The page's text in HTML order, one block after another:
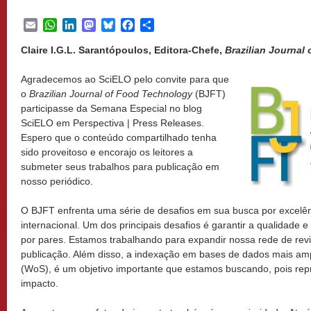
EmailWhatsApp
LinkedInMastodon
BlueskyFacebook
Claire I.G.L. Sarantópoulos, Editora-Chefe, Brazilian Journal
Agradecemos ao SciELO pelo convite para que
o Brazilian Journal of Food Technology(BJFT)
participasse da Semana Especial no blog
SciELO em Perspectiva | Press Releases.
Espero que o conteúdo compartilhado tenha
sido proveitoso e encorajo os leitores a
submeter seus trabalhos para publicação em
nosso periódico.
O BJFT enfrenta uma série de desafios em sua busca por
internacional. Um dos principais desafios é garantir a qualidade
por pares. Estamos trabalhando para expandir nossa rede de
publicação. Além disso, a indexação em bases de dados mais
(WoS), é um objetivo importante que estamos buscando, pois
impacto.